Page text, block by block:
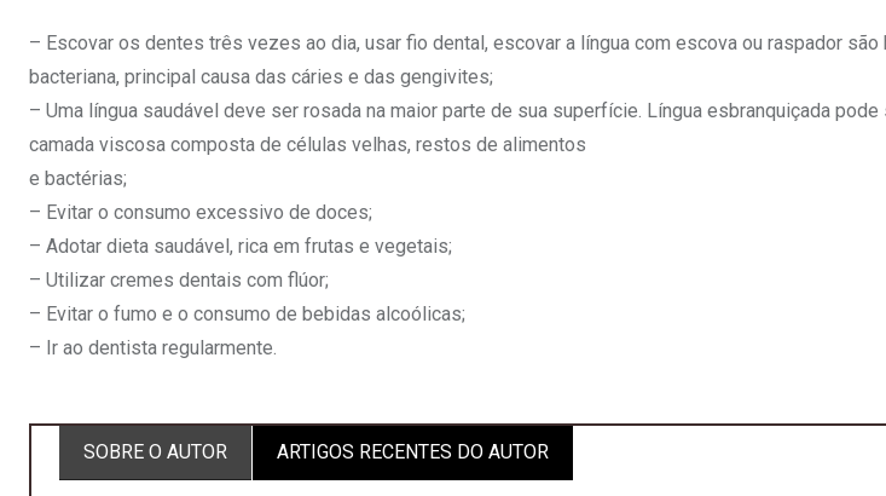
– Escovar os dentes três vezes ao dia, usar fio dental, escovar a língua com escova ou raspador
bacteriana, principal causa das cáries e das gengivites;
– Uma língua saudável deve ser rosada na maior parte de sua superfície. Língua esbranquiçada
camada viscosa composta de células velhas, restos de alimentos
e bactérias;
– Evitar o consumo excessivo de doces;
– Adotar dieta saudável, rica em frutas e vegetais;
– Utilizar cremes dentais com flúor;
– Evitar o fumo e o consumo de bebidas alcoólicas;
– Ir ao dentista regularmente.
SOBRE O AUTOR
ARTIGOS RECENTES DO AUTOR